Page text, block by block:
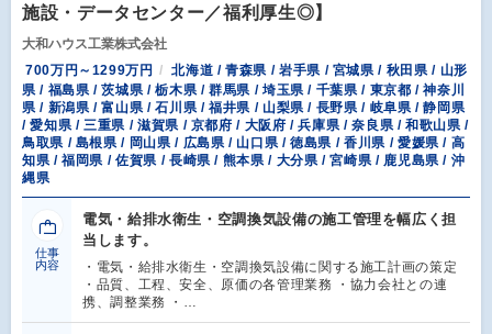
施設・データセンター／福利厚生◎】
大和ハウス工業株式会社
700万円～1299万円
北海道 / 青森県 / 岩手県 / 宮城県 / 秋田県 / 山形
県 / 福島県 / 茨城県 / 栃木県 / 群馬県 / 埼玉県 / 千葉県 / 東京都 / 神奈川
県 / 新潟県 / 富山県 / 石川県 / 福井県 / 山梨県 / 長野県 / 岐阜県 / 静岡県
/ 愛知県 / 三重県 / 滋賀県 / 京都府 / 大阪府 / 兵庫県 / 奈良県 / 和歌山県 /
鳥取県 / 島根県 / 岡山県 / 広島県 / 山口県 / 徳島県 / 香川県 / 愛媛県 / 高
知県 / 福岡県 / 佐賀県 / 長崎県 / 熊本県 / 大分県 / 宮崎県 / 鹿児島県 / 沖
縄県
仕事
内容
電気・給排水衛生・空調換気設備の施工管理を幅広く担
当します。
・電気・給排水衛生・空調換気設備に関する施工計画の策定
・品質、工程、安全、原価の各管理業務 ・協力会社との連
携、調整業務 ・…